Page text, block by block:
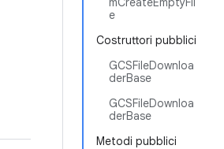
e
Costruttori pubblici
GCSFileDownloa
derBase
GCSFileDownloa
derBase
Metodi pubblici